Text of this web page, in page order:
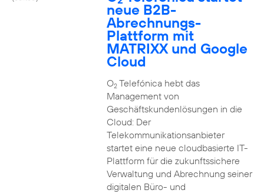
neue B2B-
Abrechnungs-
Plattform mit
MATRIXX und Google
Cloud
O2Telefónica hebt das
Management von
Geschäftskundenlösungen in die
Cloud: Der
Telekommunikationsanbieter
startet eine neue cloudbasierte IT-
Plattform für die zukunftssichere
Verwaltung und Abrechnung seiner
digitalen Büro- und